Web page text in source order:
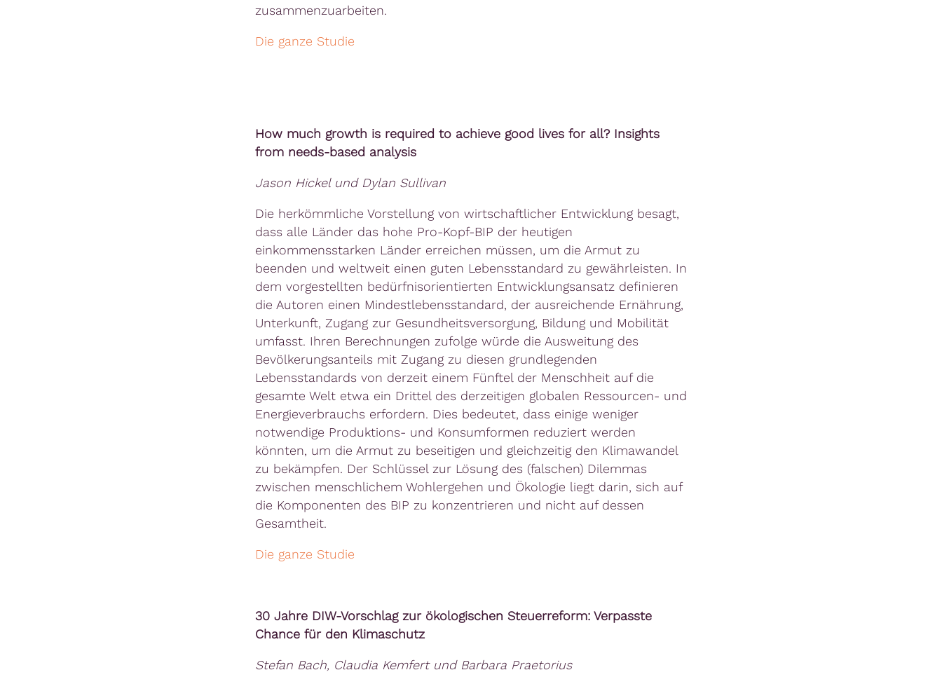
zusammenzuarbeiten.
Die ganze Studie
How much growth is required to achieve good lives for all? Insights
from needs-based analysis
Jason Hickel und Dylan Sullivan
Die herkömmliche Vorstellung von wirtschaftlicher Entwicklung besagt,
dass alle Länder das hohe Pro-Kopf-BIP der heutigen
einkommensstarken Länder erreichen müssen, um die Armut zu
beenden und weltweit einen guten Lebensstandard zu gewährleisten. In
dem vorgestellten bedürfnisorientierten Entwicklungsansatz definieren
die Autoren einen Mindestlebensstandard, der ausreichende Ernährung,
Unterkunft, Zugang zur Gesundheitsversorgung, Bildung und Mobilität
umfasst. Ihren Berechnungen zufolge würde die Ausweitung des
Bevölkerungsanteils mit Zugang zu diesen grundlegenden
Lebensstandards von derzeit einem Fünftel der Menschheit auf die
gesamte Welt etwa ein Drittel des derzeitigen globalen Ressourcen- und
Energieverbrauchs erfordern. Dies bedeutet, dass einige weniger
notwendige Produktions- und Konsumformen reduziert werden
könnten, um die Armut zu beseitigen und gleichzeitig den Klimawandel
zu bekämpfen. Der Schlüssel zur Lösung des (falschen) Dilemmas
zwischen menschlichem Wohlergehen und Ökologie liegt darin, sich auf
die Komponenten des BIP zu konzentrieren und nicht auf dessen
Gesamtheit.
Die ganze Studie
30 Jahre DIW-Vorschlag zur ökologischen Steuerreform: Verpasste
Chance für den Klimaschutz
Stefan Bach, Claudia Kemfert und Barbara Praetorius